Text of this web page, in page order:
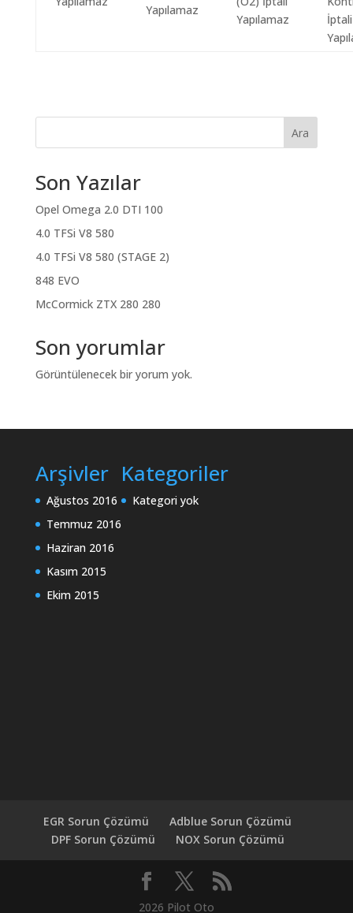
Yapılamaz
Yapılamaz
İptali
Ara
Son Yazılar
Opel Omega 2.0 DTI 100
4.0 TFSi V8 580
4.0 TFSi V8 580 (STAGE 2)
848 EVO
McCormick ZTX 280 280
Son yorumlar
Görüntülenecek bir yorum yok.
Arşivler
Ağustos 2016
Temmuz 2016
Haziran 2016
Kasım 2015
Ekim 2015
Kategoriler
Kategori yok
EGR Sorun Çözümü
Adblue Sorun Çözümü
DPF Sorun Çözümü
NOX Sorun Çözümü
2026 Pilot Oto